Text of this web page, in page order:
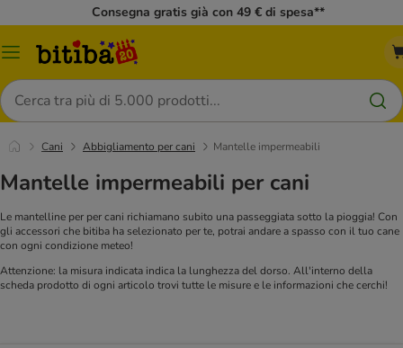
Consegna gratis già con 49 € di spesa**
Overview
Cerca
Cani Abbigliamento per cani Mantelle impermeabili
Mantelle impermeabili per cani
Le mantelline per per cani richiamano subito una passeggiata sotto la pioggia! Con
gli accessori che bitiba ha selezionato per te, potrai andare a spasso con il tuo cane
con ogni condizione meteo!
Attenzione: la misura indicata indica la lunghezza del dorso. All'interno della
scheda prodotto di ogni articolo trovi tutte le misure e le informazioni che cerchi!